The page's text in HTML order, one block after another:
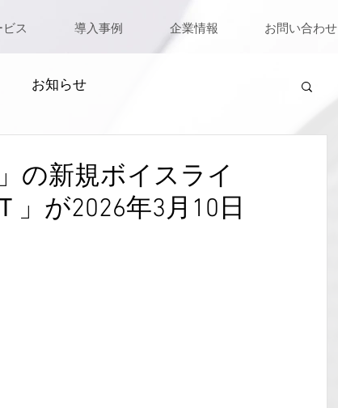
ス 導入事例 企業情報 お問い合わせ
お知らせ
の新規ボイスライ
が2026年3月10日